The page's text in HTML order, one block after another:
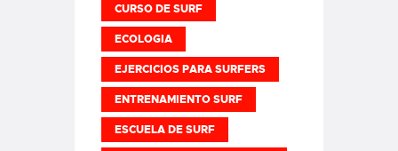
CURSO DE SURF
ECOLOGIA
EJERCICIOS PARA SURFERS
ENTRENAMIENTO SURF
ESCUELA DE SURF